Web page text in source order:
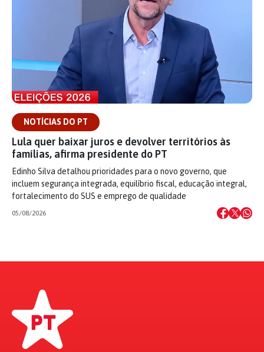
NOTÍCIAS DO PT
Lula quer baixar juros e devolver territórios às
famílias, afirma presidente do PT
Edinho Silva detalhou prioridades para o novo governo, que
incluem segurança integrada, equilíbrio fiscal, educação integral,
fortalecimento do SUS e emprego de qualidade
05/08/2026